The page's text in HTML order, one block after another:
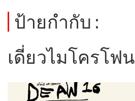
ป้ายกำกับ :
เดี่ยวไมโครโฟน